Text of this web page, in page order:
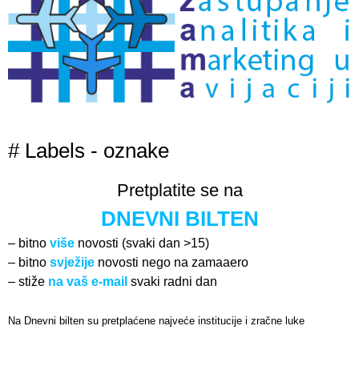
# Labels - oznake
Pretplatite se na
DNEVNI BILTEN
– bitno više novosti (svaki dan >15)
– bitno svježije novosti nego na zamaaero
– stiže na vaš e-mail svaki radni dan
Na Dnevni bilten su pretplaćene najveće institucije i zračne luke